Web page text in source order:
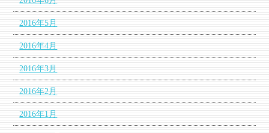
2016年5月
2016年4月
2016年3月
2016年2月
2016年1月